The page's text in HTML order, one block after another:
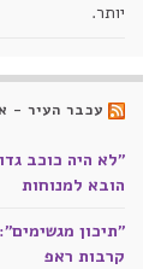
יותר.
עכבר העיר -
"לא היה כוכב
הובא למנוחות
"תיכון
קרבות ראפ